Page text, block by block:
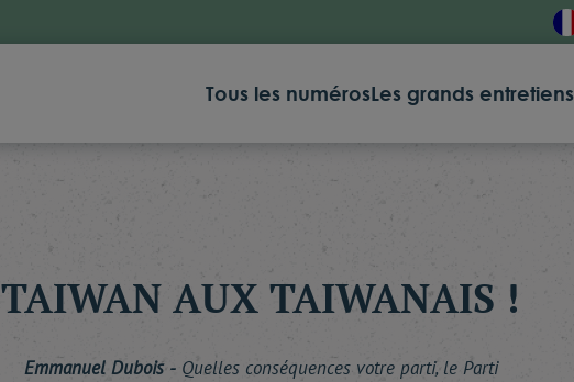
Tous les numérosLes grands entretiens
TAIWAN AUX TAIWANAIS !
Emmanuel Dubois -Quelles conséquences votre parti, le Parti